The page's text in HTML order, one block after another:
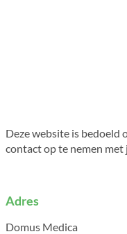
Deze website is bedoeld
contact op te nemen met
Adres
Domus Medica